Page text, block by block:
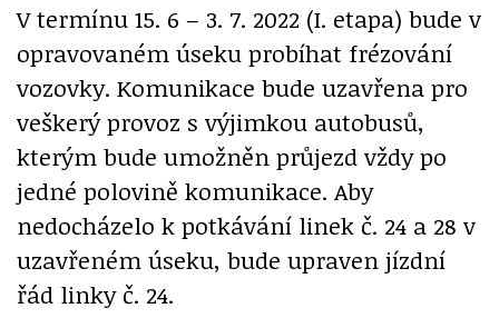
V termínu 15. 6 – 3. 7. 2022 (I. etapa) bude v
opravovaném úseku probíhat frézování
vozovky. Komunikace bude uzavřena pro
veškerý provoz s výjimkou autobusů,
kterým bude umožněn průjezd vždy po
jedné polovině komunikace. Aby
nedocházelo k potkávání linek č. 24 a 28 v
uzavřeném úseku, bude upraven jízdní
řád linky č. 24.